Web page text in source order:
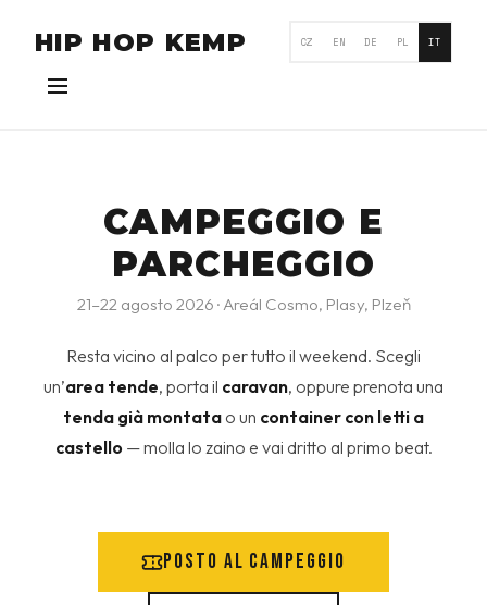
HIP HOP KEMP CZ EN DE PL IT
CAMPEGGIO E
PARCHEGGIO
21–22 agosto 2026 · Areál Cosmo, Plasy, Plzeň
Resta vicino al palco per tutto il weekend. Scegli
un’area tende, porta il caravan, oppure prenota una
tenda già montata o un container con letti a
castello — molla lo zaino e vai dritto al primo beat.
Posto al campeggio